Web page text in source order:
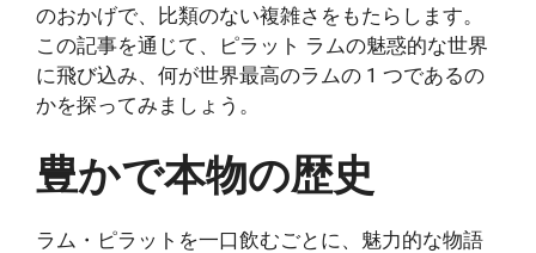
のおかげで、比類のない複雑さをもたらします。
この記事を通じて、ピラット ラムの魅惑的な世界
に飛び込み、何が世界最高のラムの 1 つであるの
かを探ってみましょう。
豊かで本物の歴史
ラム・ピラットを一口飲むごとに、魅力的な物語